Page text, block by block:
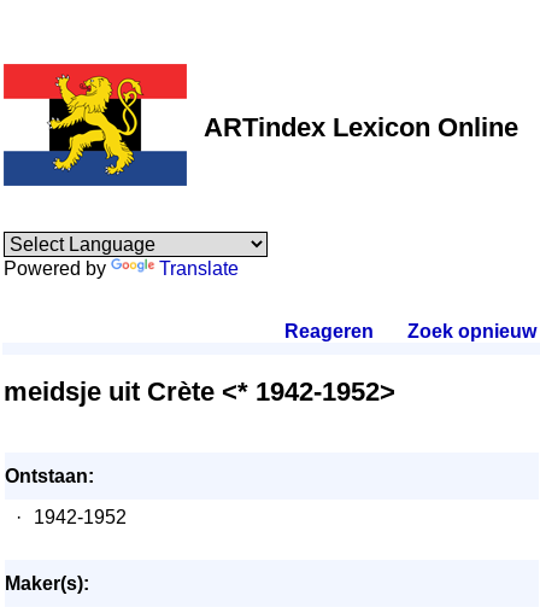
ARTindex Lexicon Online
Powered by Translate
Reageren Zoek opnieuw.
meidsje uit Crète <* 1942-1952>
Ontstaan:
·
1942-1952
Maker(s):